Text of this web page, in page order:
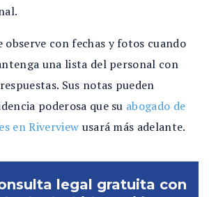
observe con fechas y fotos cuando
una lista del personal con
Sus notas pueden
poderosa que su abogado de
en Riverview usará más adelante.
legal gratuita con